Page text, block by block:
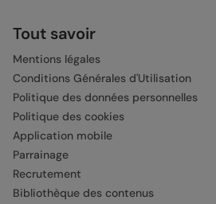
Tout savoir
Mentions légales
Conditions Générales d'Utilisation
Politique des données personnelles
Politique des cookies
Application mobile
Parrainage
Recrutement
Bibliothèque des contenus